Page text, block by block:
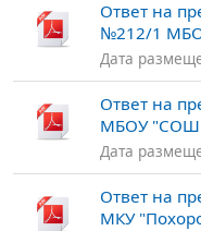
Ответ на
№212/1
Дата
Ответ на
МБОУ "СОШ
Дата
Ответ на
МКУ